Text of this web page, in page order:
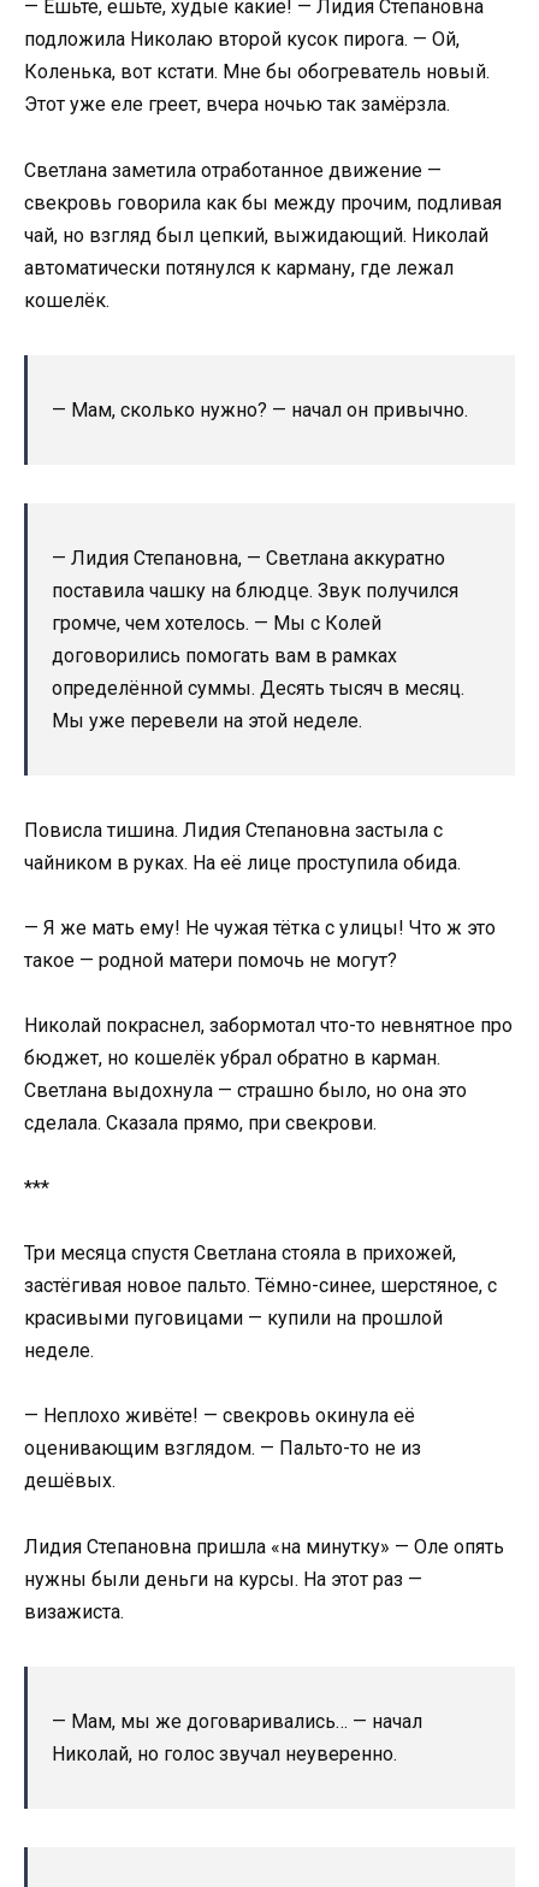
— Ешьте, ешьте, худые какие! — Лидия Степановна
подложила Николаю второй кусок пирога. — Ой,
Коленька, вот кстати. Мне бы обогреватель новый.
Этот уже еле греет, вчера ночью так замёрзла.
Светлана заметила отработанное движение —
свекровь говорила как бы между прочим, подливая
чай, но взгляд был цепкий, выжидающий. Николай
автоматически потянулся к карману, где лежал
кошелёк.
— Мам, сколько нужно? — начал он привычно.
— Лидия Степановна, — Светлана аккуратно
поставила чашку на блюдце. Звук получился
громче, чем хотелось. — Мы с Колей
договорились помогать вам в рамках
определённой суммы. Десять тысяч в месяц.
Мы уже перевели на этой неделе.
Повисла тишина. Лидия Степановна застыла с
чайником в руках. На её лице проступила обида.
— Я же мать ему! Не чужая тётка с улицы! Что ж это
такое — родной матери помочь не могут?
Николай покраснел, забормотал что-то невнятное про
бюджет, но кошелёк убрал обратно в карман.
Светлана выдохнула — страшно было, но она это
сделала. Сказала прямо, при свекрови.
***
Три месяца спустя Светлана стояла в прихожей,
застёгивая новое пальто. Тёмно-синее, шерстяное, с
красивыми пуговицами — купили на прошлой
неделе.
— Неплохо живёте! — свекровь окинула её
оценивающим взглядом. — Пальто-то не из
дешёвых.
Лидия Степановна пришла «на минутку» — Оле опять
нужны были деньги на курсы. На этот раз —
визажиста.
— Мам, мы же договаривались… — начал
Николай, но голос звучал неуверенно.